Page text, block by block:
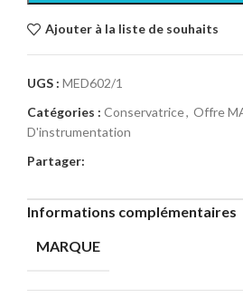
Ajouter à la liste de souhaits
UGS : MED602/1
Catégories : Conservatrice, Offre
D'instrumentation
Partager:
Informations complémentaires
MARQUE